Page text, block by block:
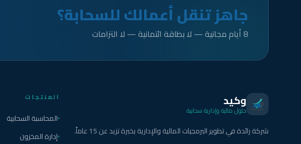
جاهز تنقل أعمالك للسحابة؟
8 أيام مجانية — لا بطاقة ائتمانية — لا التزامات
وكيد
حلول مالية وإدارية سحابية
شركة رائدة في تطوير البرمجيات المالية والإدارية بخبرة تزيد عن 15 عاماً.
المنتجات
المحاسبة السحابية
إدارة المخزون